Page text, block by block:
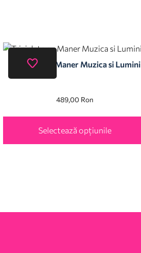
Tricicleta cu Maner Muzica si Lumini
489,00 Ron
Selectează opțiunile